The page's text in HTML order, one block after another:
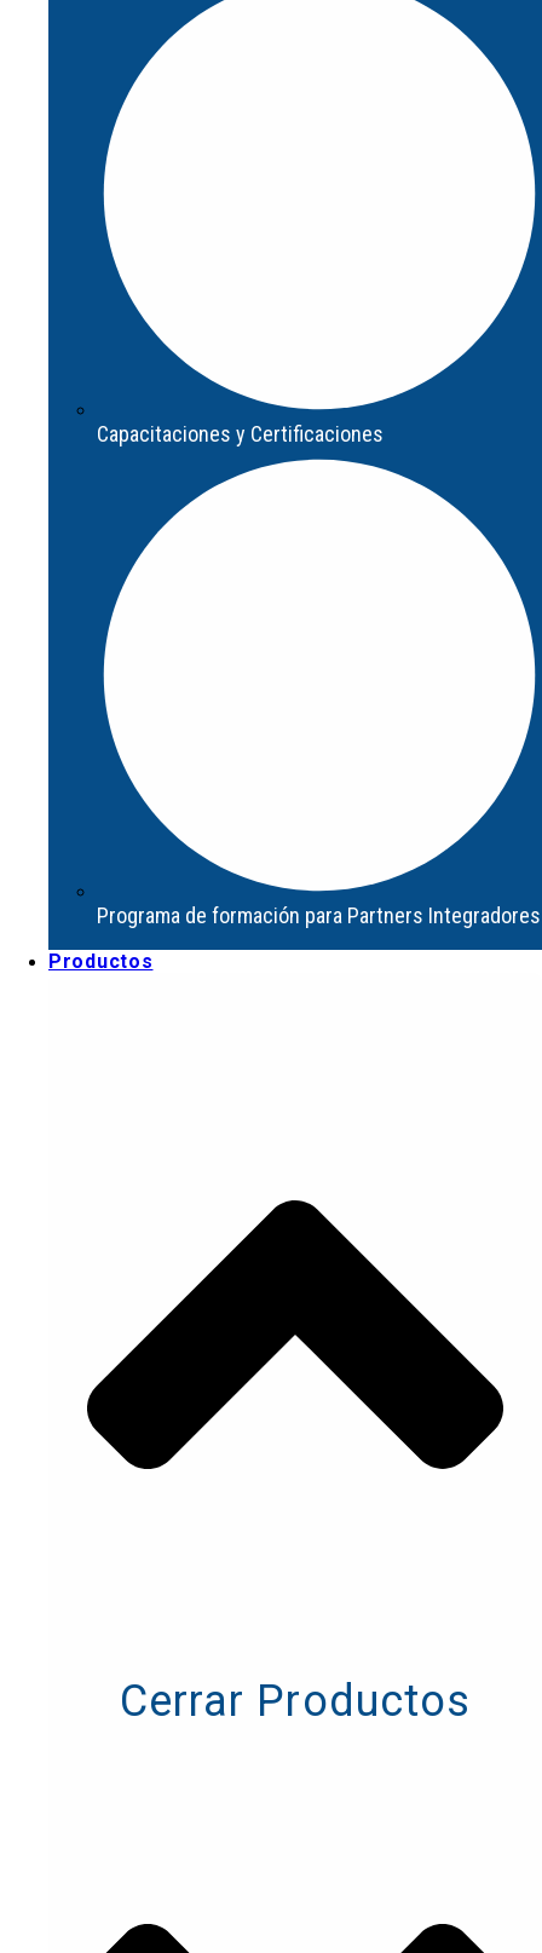
Capacitaciones y Certificaciones
Programa de formación para Partners
Integradores
Productos
Capacitaciones y Certificaciones
Programa de formación para Partners Integradores
Productos
Cerrar Productos